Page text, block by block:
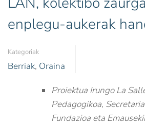
enplegu-aukerak
Kategoriak
Berriak, Oraina
Proiektua Irungo La
Pedagogikoa,
Fundazioa eta